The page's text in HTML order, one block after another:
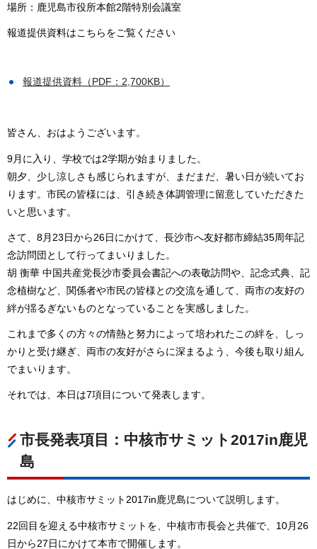
場所：鹿児島市役所本館2階特別会議室
報道提供資料はこちらをご覧ください
報道提供資料（PDF：2,700KB）
皆さん、おはようございます。
9月に入り、学校では2学期が始まりました。
朝夕、少し涼しさも感じられますが、まだまだ、暑い日が続いてお
ります。市民の皆様には、引き続き体調管理に留意していただきた
いと思います。
さて、8月23日から26日にかけて、長沙市へ友好都市締結35周年記
念訪問団として行ってまいりました。
胡 衡華 中国共産党長沙市委員会書記への表敬訪問や、記念式典、記
念植樹など、関係者や市民の皆様との交流を通して、両市の友好の
絆が揺るぎないものとなっていることを実感しました。
これまで多くの方々の情熱と努力によって培われたこの絆を、しっ
かりと受け継ぎ、両市の友好がさらに深まるよう、今後も取り組ん
でまいります。
それでは、本日は7項目について発表します。
市長発表項目：中核市サミット2017in鹿児
島
はじめに、中核市サミット2017in鹿児島について説明します。
22回目を迎える中核市サミットを、中核市市長会と共催で、10月26
日から27日にかけて本市で開催します。